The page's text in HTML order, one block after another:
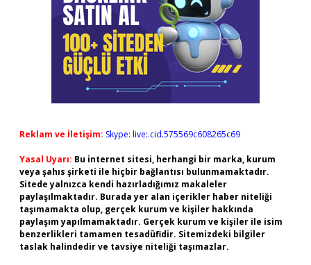
Reklam ve İletişim: Skype: live:.cid.575569c608265c69
Yasal Uyarı: Bu internet sitesi, herhangi bir marka, kurum
veya şahıs şirketi ile hiçbir bağlantısı bulunmamaktadır.
Sitede yalnızca kendi hazırladığımız makaleler
paylaşılmaktadır. Burada yer alan içerikler haber niteliği
taşımamakta olup, gerçek kurum ve kişiler hakkında
paylaşım yapılmamaktadır. Gerçek kurum ve kişiler ile isim
benzerlikleri tamamen tesadüfidir. Sitemizdeki bilgiler
taslak halindedir ve tavsiye niteliği taşımazlar.